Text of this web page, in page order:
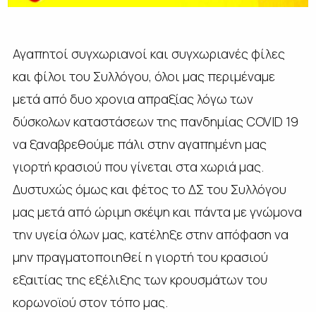
Αγαπητοί συγχωριανοί και συγχωριανές φίλες
και φίλοι του Συλλόγου, όλοι μας περιμέναμε
μετά από δυο χρονια απραξίας λόγω των
δύσκολων καταστάσεων της πανδημίας COVID 19
να ξαναβρεθούμε πάλι στην αγαπημένη μας
γιορτή κρασιού που γίνεται στα χωριά μας.
Δυστυχώς όμως και φέτος το ΔΣ του Συλλόγου
μας μετά από ώριμη σκέψη και πάντα με γνώμονα
την υγεία όλων μας, κατέληξε στην απόφαση να
μην πραγματοποιηθεί η γιορτή του κρασιού
εξαιτίας της εξέλιξης των κρουσμάτων του
κορωνοϊού στον τόπο μας.